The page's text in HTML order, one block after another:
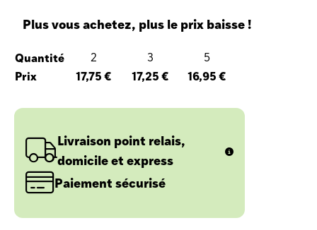
Plus vous achetez, plus le prix baisse !
Quantité 2 3 5
Prix 17,75 € 17,25 € 16,95 €
Livraison point relais,
domicile et express
Paiement sécurisé